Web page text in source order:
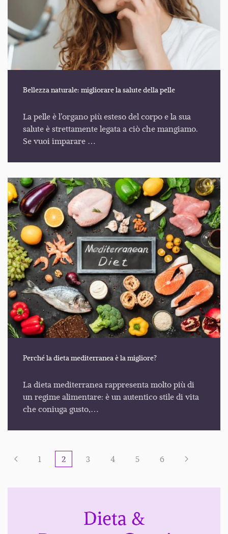
Bellezza naturale: migliorare la salute della pelle
La pelle è l’organo più esteso del corpo e la sua
salute è strettamente legata a ciò che mangiamo.
Se vuoi imparare …
Perché la dieta mediterranea è la migliore?
La dieta mediterranea rappresenta molto più di
un regime alimentare: è un autentico stile di vita
che coniuga gusto,…
1 2 3 4 5 6
Dieta &